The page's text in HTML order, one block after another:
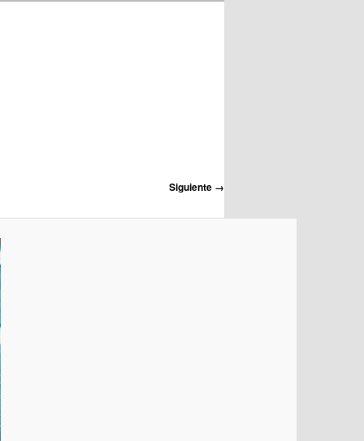
Siguiente →